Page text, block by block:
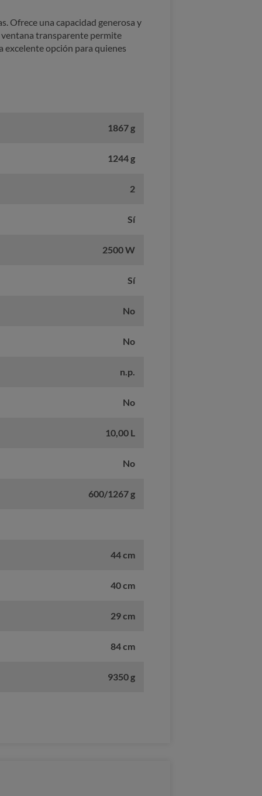
Ofrece una capacidad generosa y
ventana transparente permite
excelente opción para quienes
1867 g
1244 g
2
Sí
2500 W
Sí
No
No
n.p.
No
10,00 L
No
600/1267 g
44 cm
40 cm
29 cm
84 cm
9350 g